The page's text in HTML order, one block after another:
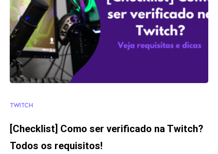
TWITCH
[Checklist] Como ser verificado na Twitch?
Todos os requisitos!